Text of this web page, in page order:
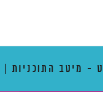
- מיטב התוכניות